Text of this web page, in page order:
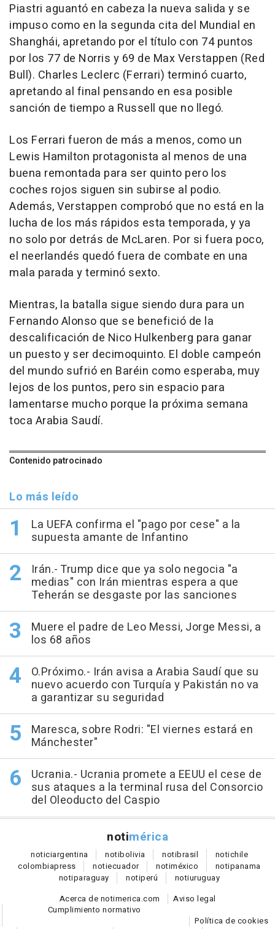
Piastri aguantó en cabeza la nueva salida y se
impuso como en la segunda cita del Mundial en
Shanghái, apretando por el título con 74 puntos
por los 77 de Norris y 69 de Max Verstappen (Red
Bull). Charles Leclerc (Ferrari) terminó cuarto,
apretando al final pensando en esa posible
sanción de tiempo a Russell que no llegó.
Los Ferrari fueron de más a menos, como un
Lewis Hamilton protagonista al menos de una
buena remontada para ser quinto pero los
coches rojos siguen sin subirse al podio.
Además, Verstappen comprobó que no está en la
lucha de los más rápidos esta temporada, y ya
no solo por detrás de McLaren. Por si fuera poco,
el neerlandés quedó fuera de combate en una
mala parada y terminó sexto.
Mientras, la batalla sigue siendo dura para un
Fernando Alonso que se benefició de la
descalificación de Nico Hulkenberg para ganar
un puesto y ser decimoquinto. El doble campeón
del mundo sufrió en Baréin como esperaba, muy
lejos de los puntos, pero sin espacio para
lamentarse mucho porque la próxima semana
toca Arabia Saudí.
Contenido patrocinado
Lo más leído
La UEFA confirma el "pago por cese" a la
supuesta amante de Infantino
Irán.- Trump dice que ya solo negocia "a
medias" con Irán mientras espera a que
Teherán se desgaste por las sanciones
Muere el padre de Leo Messi, Jorge Messi, a
los 68 años
O.Próximo.- Irán avisa a Arabia Saudí que su
nuevo acuerdo con Turquía y Pakistán no va
a garantizar su seguridad
Maresca, sobre Rodri: "El viernes estará en
Mánchester"
Ucrania.- Ucrania promete a EEUU el cese de
sus ataques a la terminal rusa del Consorcio
del Oleoducto del Caspio
notimérica
noticiargentina notibolivia notibrasil notichile
colombiapress notiecuador notiméxico notipanama
notiparaguay notiperú notiuruguay
Acerca de notimerica.com
Aviso legal
Cumplimiento normativo
Política de cookies